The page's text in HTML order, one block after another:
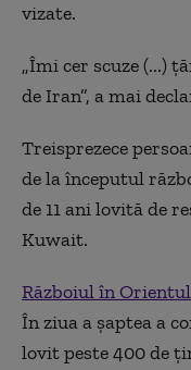
vizate.
„Îmi cer scuze (...)
de Iran”, a mai
Treisprezece
de la începutul
de 11 ani lovită de
Kuwait.
Războiul în
În ziua a șaptea a
lovit peste 400 de